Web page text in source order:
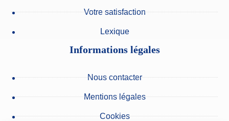
Votre satisfaction
Lexique
Informations légales
Nous contacter
Mentions légales
Cookies